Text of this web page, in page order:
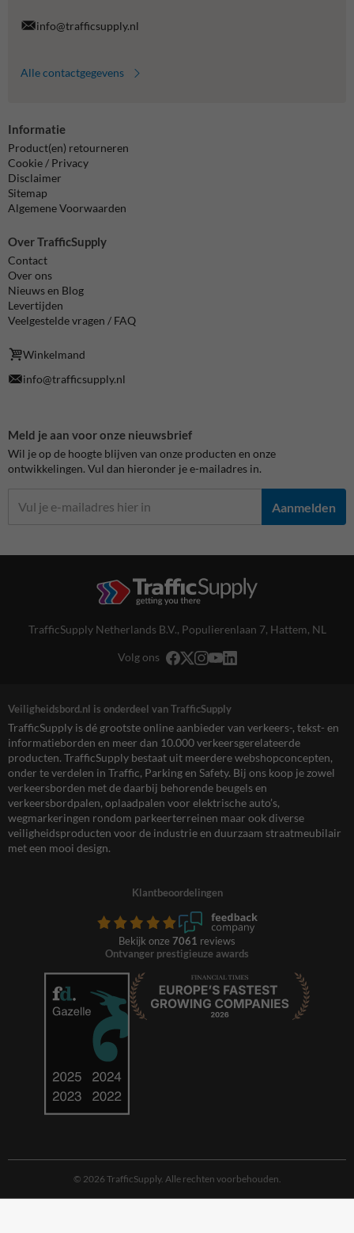
info@trafficsupply.nl
Alle contactgegevens
Informatie
Product(en) retourneren
Cookie / Privacy
Disclaimer
Sitemap
Algemene Voorwaarden
Over TrafficSupply
Contact
Over ons
Nieuws en Blog
Levertijden
Veelgestelde vragen / FAQ
Winkelmand
info@trafficsupply.nl
Meld je aan voor onze nieuwsbrief
Wil je op de hoogte blijven van onze producten en onze
ontwikkelingen. Vul dan hieronder je e-mailadres in.
Aanmelden
TrafficSupply Netherlands B.V., Populierenlaan 7, Hattem, NL
Volg ons
Veiligheidsbord.nl is onderdeel van TrafficSupply
TrafficSupply is dé grootste online aanbieder van verkeers-, tekst- en
informatieborden en meer dan 10.000 verkeersgerelateerde
producten. TrafficSupply bestaat uit meerdere webshopconcepten,
onder te verdelen in Traffic, Parking en Safety. Bij ons koop je zowel
verkeersborden met de daarbij behorende beugels en
verkeersbordpalen, oplaadpalen voor elektrische auto’s,
wegmarkeringen rondom parkeerterreinen maar ook diverse
veiligheidsproducten voor de industrie en duurzaam straatmeubilair
met een mooi design.
Klantbeoordelingen
Bekijk onze 7061 reviews
Ontvanger prestigieuze awards
© 2026 TrafficSupply. Alle rechten voorbehouden.